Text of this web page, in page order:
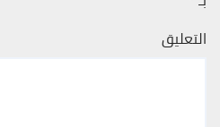
التعليق